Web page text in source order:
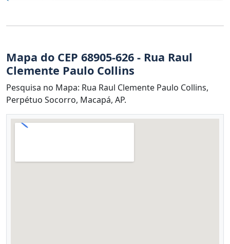
Mapa do CEP 68905-626 - Rua Raul
Clemente Paulo Collins
Pesquisa no Mapa: Rua Raul Clemente Paulo Collins,
Perpétuo Socorro, Macapá, AP.